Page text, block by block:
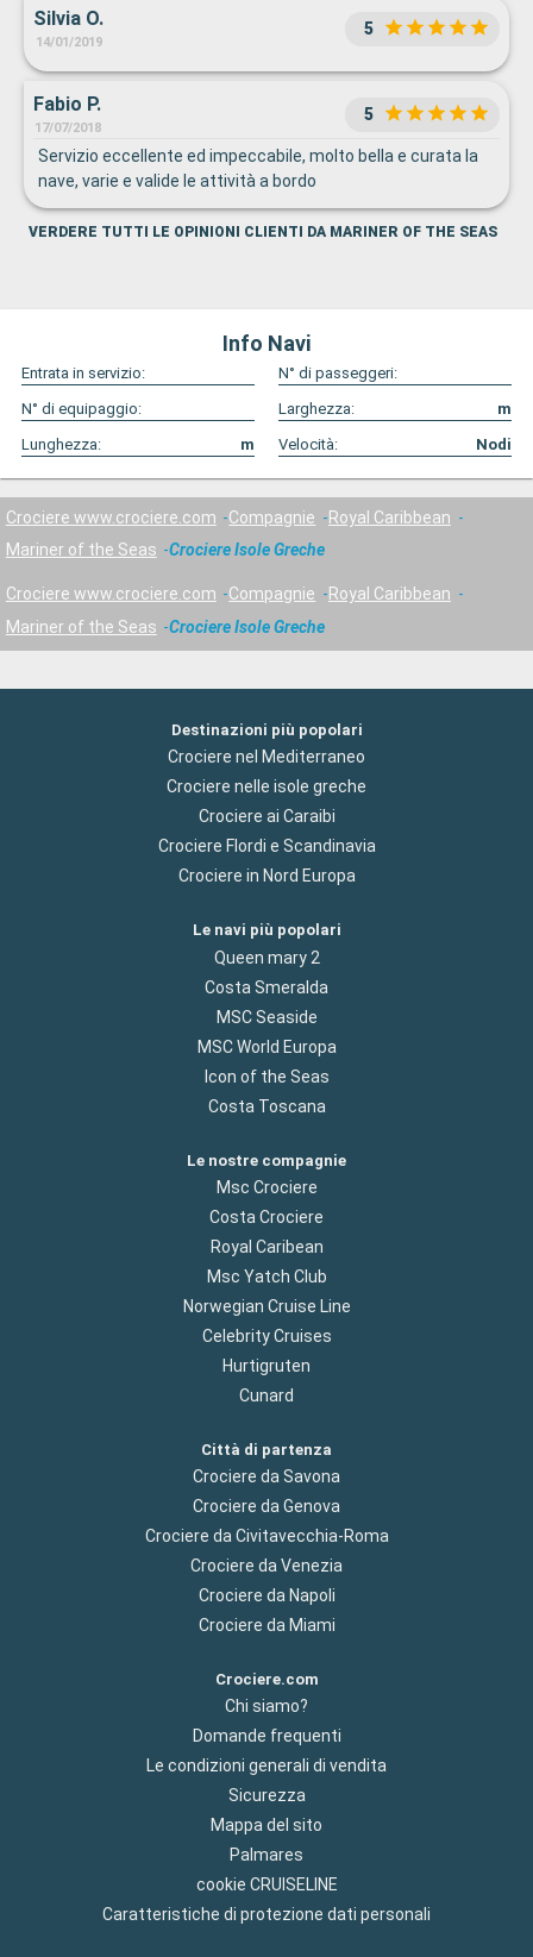
Silvia O.
14/01/2019
5
Fabio P.
17/07/2018
5
Servizio eccellente ed impeccabile, molto bella e curata la
nave, varie e valide le attività a bordo
VERDERE TUTTI LE OPINIONI CLIENTI DA MARINER OF THE SEAS
Info Navi
Entrata in servizio:
N° di passeggeri:
N° di equipaggio:
Larghezza:
m
Lunghezza:
m Velocità: Nodi
Crociere www.crociere.com Compagnie
Royal Caribbean
Mariner of the Seas
Crociere Isole Greche
Crociere www.crociere.com Compagnie
Royal Caribbean
Mariner of the Seas
Crociere Isole Greche
Destinazioni più popolari
Crociere nel Mediterraneo
Crociere nelle isole greche
Crociere ai Caraibi
Crociere Flordi e Scandinavia
Crociere in Nord Europa
Le navi più popolari
Queen mary 2
Costa Smeralda
MSC Seaside
MSC World Europa
Icon of the Seas
Costa Toscana
Le nostre compagnie
Msc Crociere
Costa Crociere
Royal Caribean
Msc Yatch Club
Norwegian Cruise Line
Celebrity Cruises
Hurtigruten
Cunard
Città di partenza
Crociere da Savona
Crociere da Genova
Crociere da Civitavecchia-Roma
Crociere da Venezia
Crociere da Napoli
Crociere da Miami
Crociere.com
Chi siamo?
Domande frequenti
Le condizioni generali di vendita
Sicurezza
Mappa del sito
Palmares
cookie CRUISELINE
Caratteristiche di protezione dati personali